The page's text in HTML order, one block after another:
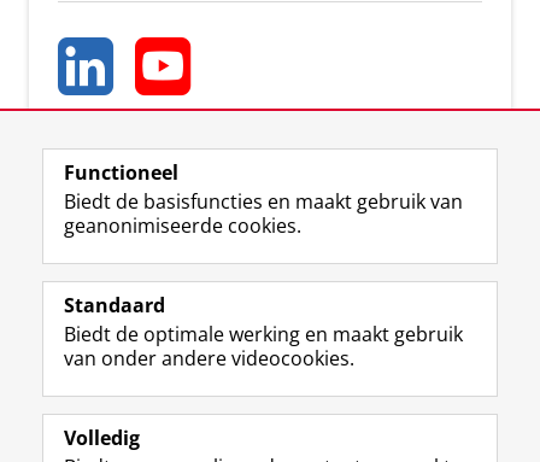
Volg ons op
T
w
t
t
r
I
n
t
a
r
L
i
k
I
Y
o
T
e
Studiekiezers
Alumni
Functioneel
Biedt de basisfuncties en maakt gebruik van
geanonimiseerde cookies.
Standaard
Biedt de optimale werking en maakt gebruik
van onder andere videocookies.
Volledig